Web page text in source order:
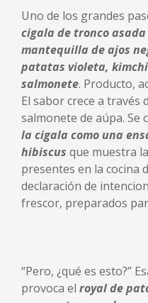
Uno de los grandes
cigala de tronco
mantequilla de ajos
patatas violeta,
salmonete. Producto,
El sabor crece a través
salmonete de aúpa. Se
la cigala como una
hibiscus que muestra
presentes en la cocina
declaración de
frescor, preparados
“Pero, ¿qué es esto?”
provoca el royal de